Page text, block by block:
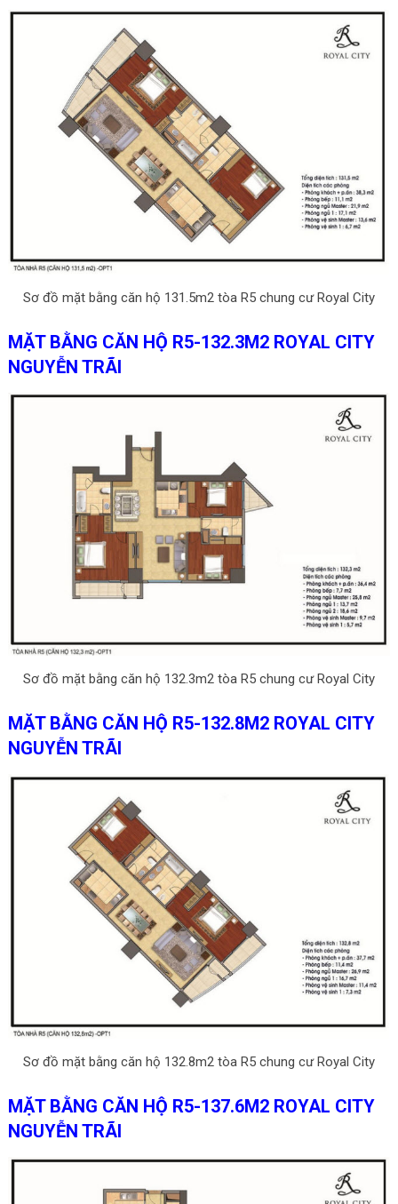
Sơ đồ mặt bằng căn hộ 131.5m2 tòa R5 chung cư Royal City
MẶT BẰNG CĂN HỘ R5-132.3M2 ROYAL CITY
NGUYỄN TRÃI
Sơ đồ mặt bằng căn hộ 132.3m2 tòa R5 chung cư Royal City
MẶT BẰNG CĂN HỘ R5-132.8M2 ROYAL CITY
NGUYỄN TRÃI
Sơ đồ mặt bằng căn hộ 132.8m2 tòa R5 chung cư Royal City
MẶT BẰNG CĂN HỘ R5-137.6M2 ROYAL CITY
NGUYỄN TRÃI